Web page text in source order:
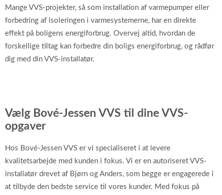
Mange VVS-projekter, så som installation af varmepumper eller
forbedring af isoleringen i varmesystemerne, har en direkte
effekt på boligens energiforbrug. Overvej altid, hvordan de
forskellige tiltag kan forbedre din boligs energiforbrug, og rådfør
dig med din VVS-installatør.
Vælg Bové-Jessen VVS til dine VVS-
opgaver
Hos Bové-Jessen VVS er vi specialiseret i at levere
kvalitetsarbejde med kunden i fokus. Vi er en autoriseret VVS-
installatør drevet af Bjørn og Anders, som begge er engagerede i
at tilbyde den bedste service til vores kunder. Med fokus på